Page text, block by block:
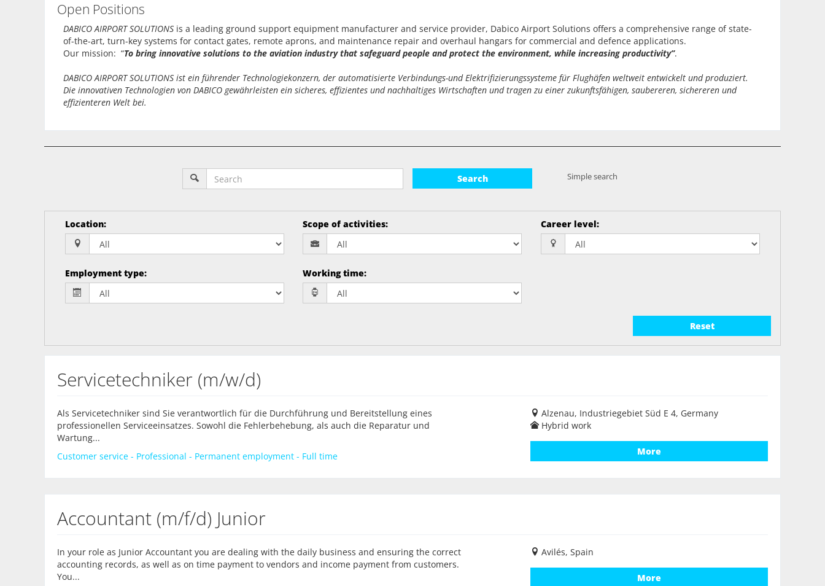
Open Positions
DABICO AIRPORT SOLUTIONS is a leading ground support equipment manufacturer and service provider, Dabico Airport Solutions offers a comprehensive range of state-
of-the-art, turn-key systems for contact gates, remote aprons, and maintenance repair and overhaul hangars for commercial and defence applications.
Our mission: “To bring innovative solutions to the aviation industry that safeguard people and protect the environment, while increasing productivity”.
DABICO AIRPORT SOLUTIONS ist ein führender Technologiekonzern, der automatisierte Verbindungs-und Elektrifizierungssysteme für Flughäfen weltweit entwickelt und produziert.
Die innovativen Technologien von DABICO gewährleisten ein sicheres, effizientes und nachhaltiges Wirtschaften und tragen zu einer zukunftsfähigen, saubereren, sichereren und
effizienteren Welt bei.
Search Simple search
Location: Scope of activities: Career level:
Employment type: Working time:
Reset
Servicetechniker (m/w/d)
Als Servicetechniker sind Sie verantwortlich für die Durchführung und Bereitstellung eines
professionellen Serviceeinsatzes. Sowohl die Fehlerbehebung, als auch die Reparatur und
Wartung...
Customer service - Professional - Permanent employment - Full time
Alzenau, Industriegebiet Süd E 4, Germany
Hybrid work
More
Accountant (m/f/d) Junior
In your role as Junior Accountant you are dealing with the daily business and ensuring the correct
accounting records, as well as on time payment to vendors and income payment from customers.
You...
Avilés, Spain
More